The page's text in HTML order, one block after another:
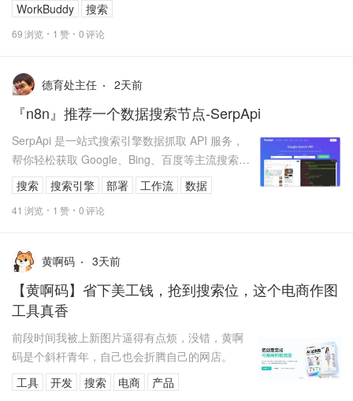
WorkBuddy
搜索
69浏览 1 赞 0评论
德育处主任 2天前
『n8n』推荐一个数据搜索节点-SerpApi
SerpApi 是一站式搜索引擎数据抓取 API 服务，
帮你轻松获取 Google、Bing、百度等主流搜索引
擎的结构化结果（JSON 格式），无需自己处理
反爬...
搜索 搜索引擎 部署 工作流 数据
41 浏览 1 赞 0评论
黄啊码 3天前
【黄啊码】省下美工钱，抢到搜索位，这个电商作图
工具真香
前段时间我被上新图片逼得有点烦，没错，黄啊
码是个斜杆青年，自己也会折腾自己的网店。
工具
开发 搜索 电商 产品